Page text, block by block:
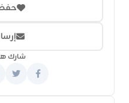
شارك